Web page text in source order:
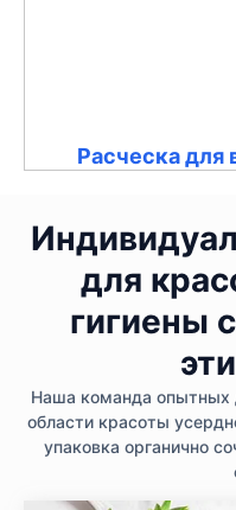
Расческа для
для
гигиены
Наша команда опытных
области красоты
упаковка органично